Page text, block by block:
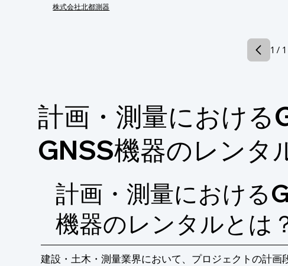
株式会社北都測器
■測量機器の販売・レンタル・点検・整備・調整
※詳しくはPDFをダウンロードしていただくか
1 / 1
計画・測量における
GNSS機器のレンタ
計画・測量における
機器のレンタルとは
建設・土木・測量業界において、プロジェクトの計画